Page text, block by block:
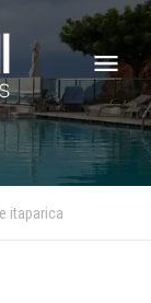
itaparica